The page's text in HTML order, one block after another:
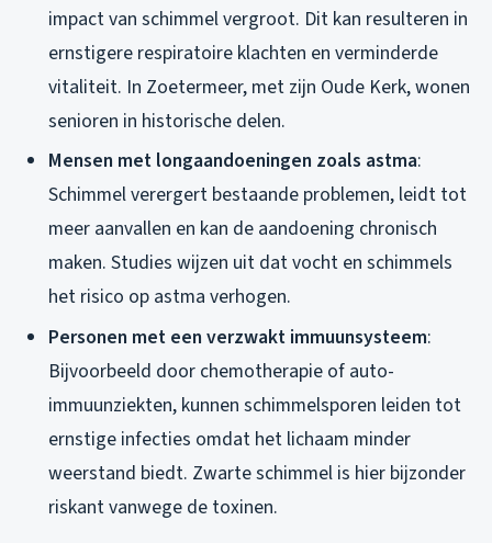
impact van schimmel vergroot. Dit kan resulteren in
ernstigere respiratoire klachten en verminderde
vitaliteit. In Zoetermeer, met zijn Oude Kerk, wonen
senioren in historische delen.
Mensen met longaandoeningen zoals astma:
Schimmel verergert bestaande problemen, leidt tot
meer aanvallen en kan de aandoening chronisch
maken. Studies wijzen uit dat vocht en schimmels
het risico op astma verhogen.
Personen met een verzwakt immuunsysteem:
Bijvoorbeeld door chemotherapie of auto-
immuunziekten, kunnen schimmelsporen leiden tot
ernstige infecties omdat het lichaam minder
weerstand biedt. Zwarte schimmel is hier bijzonder
riskant vanwege de toxinen.